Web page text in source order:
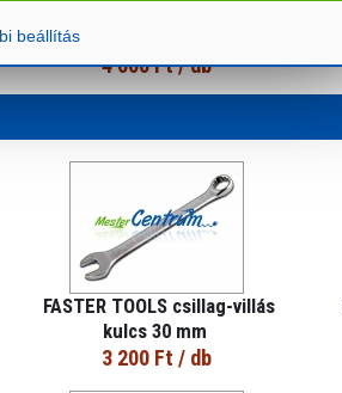
beállítás
4 660 Ft/ db
FASTER TOOLS csillag-villás
kulcs 30 mm
3 200 Ft / db